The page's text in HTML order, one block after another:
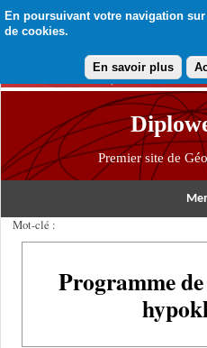
En poursuivant votre navigation
de cookies.
En savoir plus
Premier site de
Mot-clé :
Programme